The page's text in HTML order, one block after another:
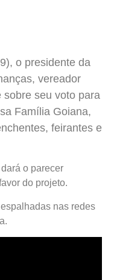
o presidente da
vereador
sobre seu voto para
Família Goiana,
feirantes e
o parecer
do projeto.
nas redes